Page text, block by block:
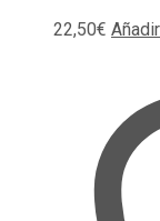
22,50€